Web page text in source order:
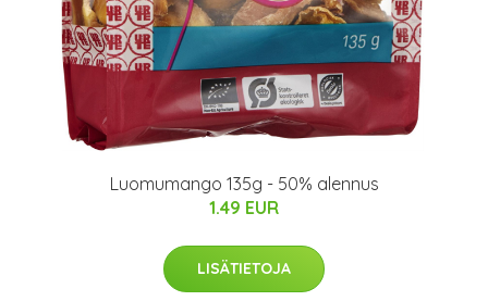
Luomumango 135g - 50% alennus
1.49 EUR
LISÄTIETOJA